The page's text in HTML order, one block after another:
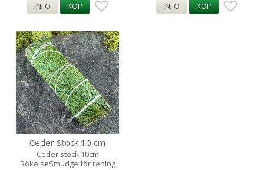
INFO KÖP INFO KÖP
Ceder Stock 10 cm
Ceder stock 10cm
RökelseSmudge för rening